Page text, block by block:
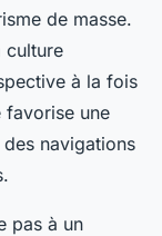
de masse.
culture
à la fois
favorise une
navigations
pas à un